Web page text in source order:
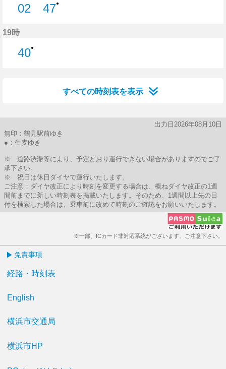
02
47●
19時
40●
すべての時刻表を表示
出力日2026年08月10日
無印：鶴見駅前ゆき
●：生麦ゆき
※ 道路渋滞等により、予定どおり運行できない場合がありますのでご了
承下さい。
※ 祝日は休日ダイヤで運行いたします。
ご注意：ダイヤ改正により時刻を変更する場合は、概ねダイヤ改正の1週
間前までに新しい時刻表を掲載いたします。そのため、1週間以上先の日
付を検索した場合は、乗車前に改めて時刻のご確認をお願いいたします。
※一部、ICカード非対応系統がございます。ご注意下さい。
免責事項
経路・時刻表
English
横浜市交通局
横浜市HP